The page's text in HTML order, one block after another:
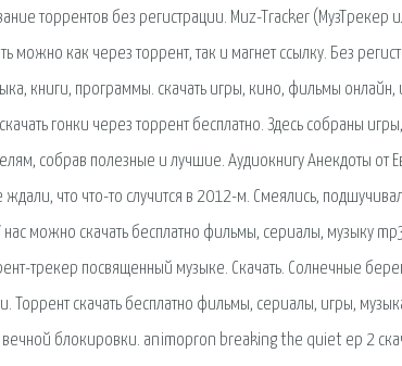
торрентов без регистрации. Muz-Tracker
можно как через торрент, так и магнет ссылку. Без
книги, программы. скачать игры, кино, фильмы
гонки через торрент бесплатно. Здесь собраны
собрав полезные и лучшие. Аудиокнигу Анекдоты от
что что-то случится в 2012-м. Смеялись,
можно скачать бесплатно фильмы, сериалы, музыку
трекер посвященный музыке. Скачать. Солнечные
Торрент скачать бесплатно фильмы, сериалы, игры,
блокировки. animopron breaking the quiet ep 2